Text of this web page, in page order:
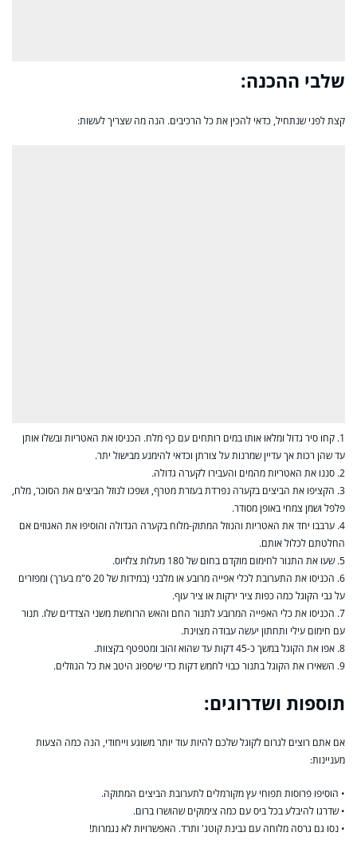
שלבי ההכנה:
קצת לפני שנתחיל, כדאי להכין את כל הרכיבים. הנה מה שצריך לעשות:
1. קחו סיר גדול ומלאו אותו במים רותחים עם כף מלח. הכניסו את האטריות ובשלו אותן
עד שהן רכות אך עדיין שמרנות על צורתן וכדאי להימנע מבישול יתר.
2. סננו את האטריות מהמים והעבירו לקערה גדולה.
3. הקציפו את הביצים בקערה נפרדת בעזרת מטרף, ושפכו לנוזל הביצים את הסוכר, מלח,
פלפל ושמן צמחי באופן מסודר.
4. ערבבו יחד את האטריות והנוזל המתוק-מלוח בקערה הגדולה והוסיפו את האגוזים אם
החלטתם לכלול אותם.
5. שעו את התנור לחימום מוקדם בחום של 180 מעלות צלזיוס.
6. הכניסו את התערובת לכלי אפייה מרובע או מלבני (במידות של 20 ס"מ בערך) ומפזרים
על גבי הקוגל כמה כפות ציר ירקות או ציר עוף.
7. הכניסו את כלי האפייה המרובע לתנור החם והאש הרוחשת משני הצדדים שלו. תנור
עם חימום עילי ותחתון יעשה עבודה מצוינת.
8. אפו את הקוגל במשך כ-45 דקות עד שהוא זהוב ומטפטף בקצוות.
9. השאירו את הקוגל בתנור כבוי לחמש דקות כדי שיספוג היטב את כל הנוזלים.
תוספות ושדרוגים:
אם אתם רוצים לגרום לקוגל שלכם להיות עוד יותר משוגע וייחודי, הנה כמה הצעות
מעניינות:
• הוסיפו פרוסות תפוחי עץ מקורמלים לתערובת הביצים המתוקה.
• שדרגו להיבלע בכל ביס עם כמה צימוקים שהושרו ברום.
• נסו גם גרסה מלוחה עם גבינת קוטג' ותרד. האפשרויות לא נגמרות!